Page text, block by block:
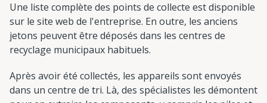
Une liste complète des points de collecte est disponible
sur le site web de l'entreprise. En outre, les anciens
jetons peuvent être déposés dans les centres de
recyclage municipaux habituels.
Après avoir été collectés, les appareils sont envoyés
dans un centre de tri. Là, des spécialistes les démontent